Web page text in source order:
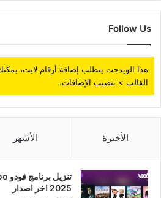
Follow Us
هذا الويدجت يتطلب إضافة أرقام لايت،
القالب > تنصيب الإضافات.
الأخيرة الأشهر
2025 اخر اصدار